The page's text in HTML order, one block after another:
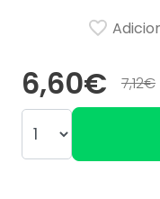
6,60€ 7,12€